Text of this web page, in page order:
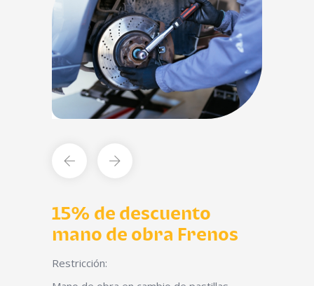
15% de descuento
mano de obra Frenos
Restricción: